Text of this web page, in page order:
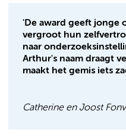
'De award geeft jonge
vergroot hun
naar
Arthur's naam draagt
maakt het gemis iets
Catherine en Joost